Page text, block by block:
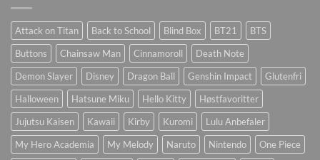
Attack on Titan Back to School Blind Box BT21
BTS
Buttons
Chainsaw Man Cinnamoroll
Death Note
Demon Slayer
Disney Dragon Ball Genshin Impact
Glutenfri
Halloween
Hatsune Miku Hello Kitty
Høstfavoritter
Jujutsu Kaisen
Kawaii Kirby Kuromi
Lulu Anbefaler
My Hero Academia
My Melody Naruto Nintendo
One Piece